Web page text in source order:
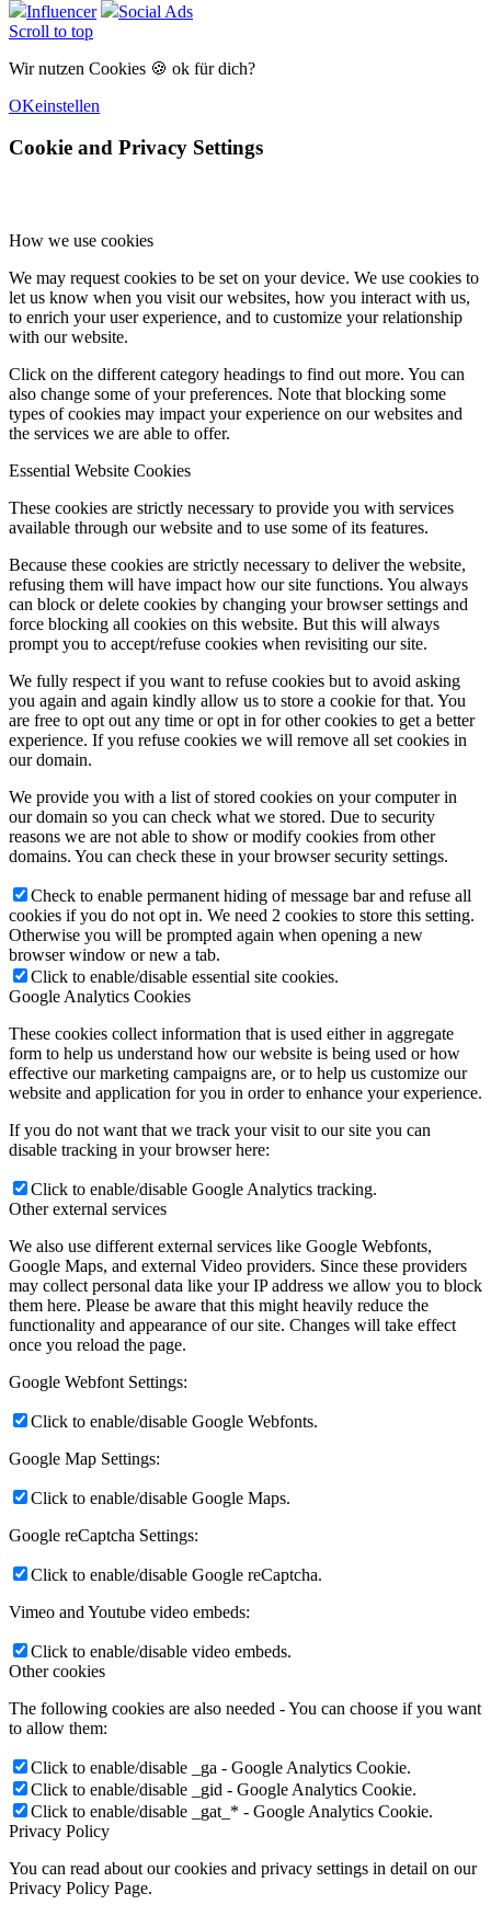
Influencer
Social Ads
Scroll to top
Wir nutzen Cookies 🍪 ok für dich?
OKeinstellen
Cookie and Privacy Settings
How we use cookies
We may request cookies to be set on your device. We use cookies to
let us know when you visit our websites, how you interact with us,
to enrich your user experience, and to customize your relationship
with our website.
Click on the different category headings to find out more. You can
also change some of your preferences. Note that blocking some
types of cookies may impact your experience on our websites and
the services we are able to offer.
Essential Website Cookies
These cookies are strictly necessary to provide you with services
available through our website and to use some of its features.
Because these cookies are strictly necessary to deliver the website,
refusing them will have impact how our site functions. You always
can block or delete cookies by changing your browser settings and
force blocking all cookies on this website. But this will always
prompt you to accept/refuse cookies when revisiting our site.
We fully respect if you want to refuse cookies but to avoid asking
you again and again kindly allow us to store a cookie for that. You
are free to opt out any time or opt in for other cookies to get a better
experience. If you refuse cookies we will remove all set cookies in
our domain.
We provide you with a list of stored cookies on your computer in
our domain so you can check what we stored. Due to security
reasons we are not able to show or modify cookies from other
domains. You can check these in your browser security settings.
Check to enable permanent hiding of message bar and refuse all
cookies if you do not opt in. We need 2 cookies to store this setting.
Otherwise you will be prompted again when opening a new
browser window or new a tab.
Click to enable/disable essential site cookies.
Google Analytics Cookies
These cookies collect information that is used either in aggregate
form to help us understand how our website is being used or how
effective our marketing campaigns are, or to help us customize our
website and application for you in order to enhance your experience.
If you do not want that we track your visit to our site you can
disable tracking in your browser here:
Click to enable/disable Google Analytics tracking.
Other external services
We also use different external services like Google Webfonts,
Google Maps, and external Video providers. Since these providers
may collect personal data like your IP address we allow you to block
them here. Please be aware that this might heavily reduce the
functionality and appearance of our site. Changes will take effect
once you reload the page.
Google Webfont Settings:
Click to enable/disable Google Webfonts.
Google Map Settings:
Click to enable/disable Google Maps.
Google reCaptcha Settings:
Click to enable/disable Google reCaptcha.
Vimeo and Youtube video embeds:
Click to enable/disable video embeds.
Other cookies
The following cookies are also needed - You can choose if you want
to allow them:
Click to enable/disable _ga - Google Analytics Cookie.
Click to enable/disable _gid - Google Analytics Cookie.
Click to enable/disable _gat_* - Google Analytics Cookie.
Privacy Policy
You can read about our cookies and privacy settings in detail on our
Privacy Policy Page.